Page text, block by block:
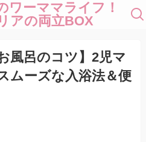
ワーママライフ！
アの両立BOX
風呂のコツ】2児マ
ムーズな入浴法＆便